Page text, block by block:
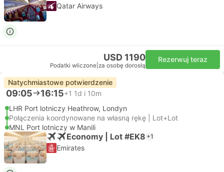
Qatar Airways
USD 1190
Podatki wliczone za osobę dorosłą
Rezerwuj teraz
Natychmiastowe potwierdzenie
09:05 16:15+1 1d i 10m
LHR Port lotniczy Heathrow, Londyn
Połączenia koordynowane na własną rękę | Lot+Lot
MNL Port lotniczy w Manili
Economy | Lot #EK8 +1
Emirates